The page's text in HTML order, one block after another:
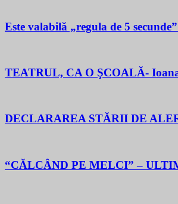
Este valabilă „regula de 5
TEATRUL, CA O ŞCOALĂ-
DECLARAREA STĂRII DE
“CĂLCÂND PE MELCI” –